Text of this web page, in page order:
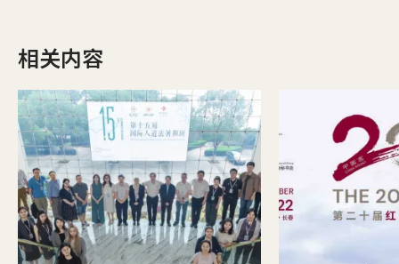
相关内容